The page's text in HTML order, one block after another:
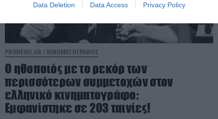
Data Deletion Data Access Privacy Policy
PRONEWS.GR / ΚΙΝΗΜΑΤΟΓΡΑΦΟΣ
Ο ηθοποιός με το ρεκόρ των
περισσότερων συμμετοχών στον
ελληνικό κινηματογράφο:
Εμφανίστηκε σε 203 ταινίες!